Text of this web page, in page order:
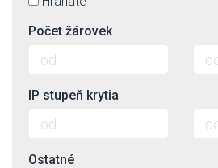
Počet žárovek
IP stupeň krytia
Ostatné